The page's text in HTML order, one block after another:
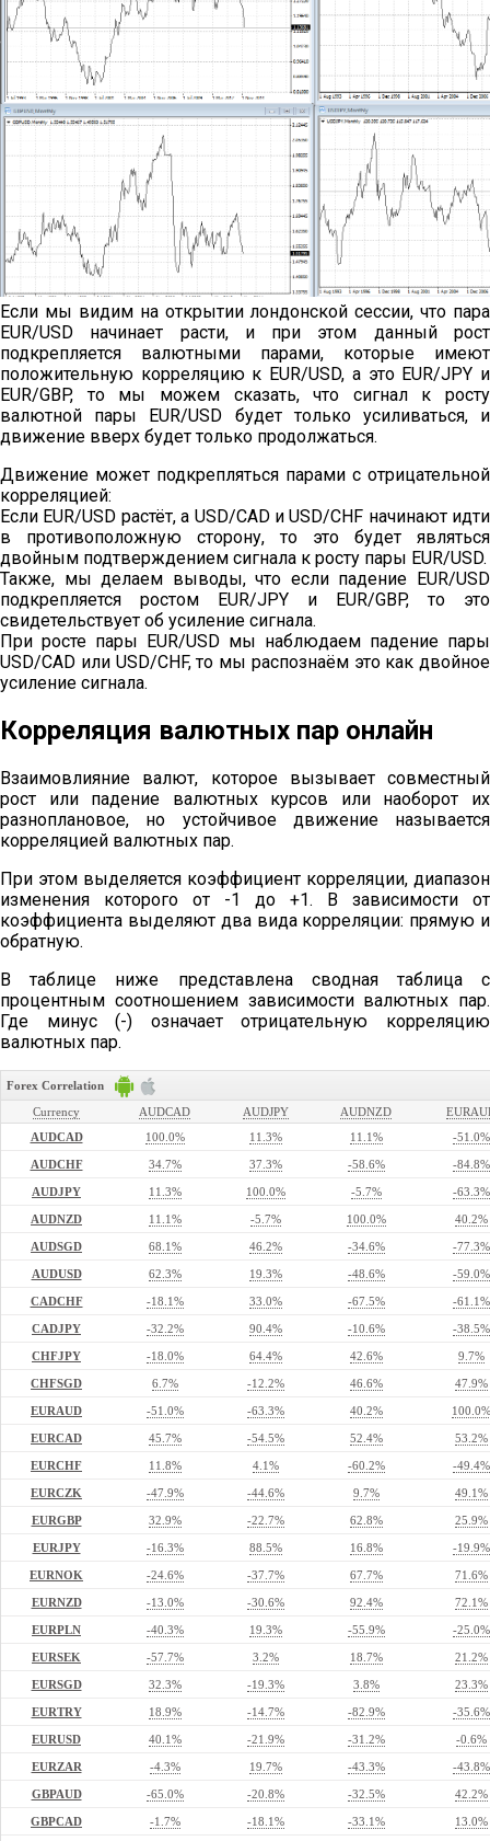
Если мы видим на открытии лондонской сессии, что пара
EUR/USD начинает расти, и при этом данный рост
подкрепляется валютными парами, которые имеют
положительную корреляцию к EUR/USD, а это EUR/JPY и
EUR/GBP, то мы можем сказать, что сигнал к росту
валютной пары EUR/USD будет только усиливаться, и
движение вверх будет только продолжаться.
Движение может подкрепляться парами с отрицательной
корреляцией:
Если EUR/USD растёт, а USD/CAD и USD/CHF начинают идти
в противоположную сторону, то это будет являться
двойным подтверждением сигнала к росту пары EUR/USD.
Также, мы делаем выводы, что если падение EUR/USD
подкрепляется ростом EUR/JPY и EUR/GBP, то это
свидетельствует об усиление сигнала.
При росте пары EUR/USD мы наблюдаем падение пары
USD/CAD или USD/CHF, то мы распознаём это как двойное
усиление сигнала.
Корреляция валютных пар онлайн
Взаимовлияние валют, которое вызывает совместный
рост или падение валютных курсов или наоборот их
разноплановое, но устойчивое движение называется
корреляцией валютных пар.
При этом выделяется коэффициент корреляции, диапазон
изменения которого от -1 до +1. В зависимости от
коэффициента выделяют два вида корреляции: прямую и
обратную.
В таблице ниже представлена сводная таблица с
процентным соотношением зависимости валютных пар.
Где минус (-) означает отрицательную корреляцию
валютных пар.